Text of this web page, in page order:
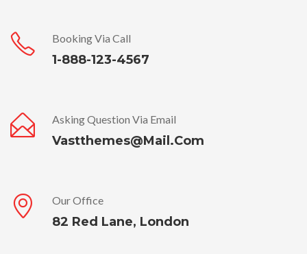
Booking Via Call
1-888-123-4567
Asking Question Via Email
Vastthemes@mail.com
Our Office
82 Red Lane, London